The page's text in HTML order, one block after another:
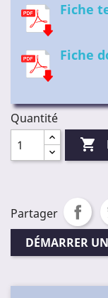
Fiche
Fiche
Quantité

Partager
DÉMARRER